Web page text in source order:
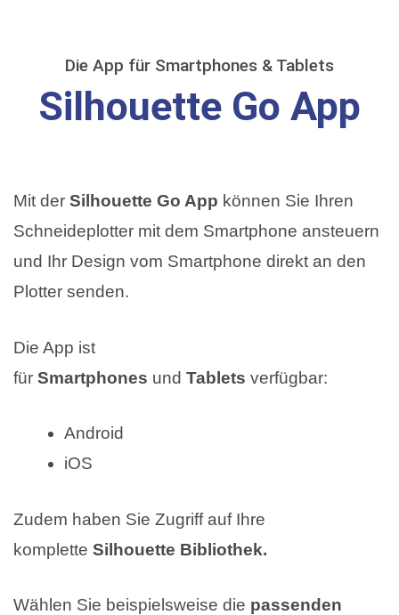
Die App für Smartphones & Tablets
Silhouette Go App
Mit der Silhouette Go App können Sie Ihren
Schneideplotter mit dem Smartphone ansteuern
und Ihr Design vom Smartphone direkt an den
Plotter senden.
Die App ist
für Smartphones und Tablets verfügbar:
Android
iOS
Zudem haben Sie Zugriff auf Ihre
komplette Silhouette Bibliothek.
Wählen Sie beispielsweise die passenden